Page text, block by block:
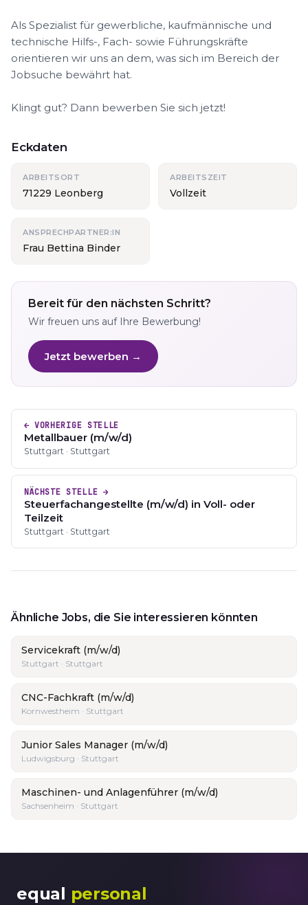
Als Spezialist für gewerbliche, kaufmännische und
technische Hilfs-, Fach- sowie Führungskräfte
orientieren wir uns an dem, was sich im Bereich der
Jobsuche bewährt hat.
Klingt gut? Dann bewerben Sie sich jetzt!
Eckdaten
ARBEITSORT
71229 Leonberg
ARBEITSZEIT
Vollzeit
ANSPRECHPARTNER:IN
Frau Bettina Binder
Bereit für den nächsten Schritt?
Wir freuen uns auf Ihre Bewerbung!
Jetzt bewerben →
← VORHERIGE STELLE
Metallbauer (m/w/d)
Stuttgart · Stuttgart
NÄCHSTE STELLE →
Steuerfachangestellte (m/w/d) in Voll- oder
Teilzeit
Stuttgart · Stuttgart
Ähnliche Jobs, die Sie interessieren könnten
Servicekraft (m/w/d)
Stuttgart · Stuttgart
CNC-Fachkraft (m/w/d)
Kornwestheim · Stuttgart
Junior Sales Manager (m/w/d)
Ludwigsburg · Stuttgart
Maschinen- und Anlagenführer (m/w/d)
Sachsenheim · Stuttgart
equal personal